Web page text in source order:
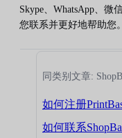
Skype、WhatsApp、
您联系并更好地帮助您。
同类别文章:
如何注册
如何联系